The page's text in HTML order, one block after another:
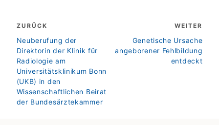
ZURÜCK
zurück
Neuberufung der
Direktorin der Klinik für
Radiologie am
Universitätsklinikum Bonn
(UKB) in den
Wissenschaftlichen Beirat
der Bundesärztekammer
WEITER
weiter
Genetische Ursache
angeborener Fehlbildung
entdeckt